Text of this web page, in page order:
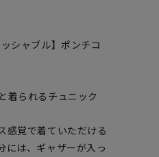
シャブル】ポンチコ
着られるチュニック
感覚で着ていただける
には、ギャザーが入っ